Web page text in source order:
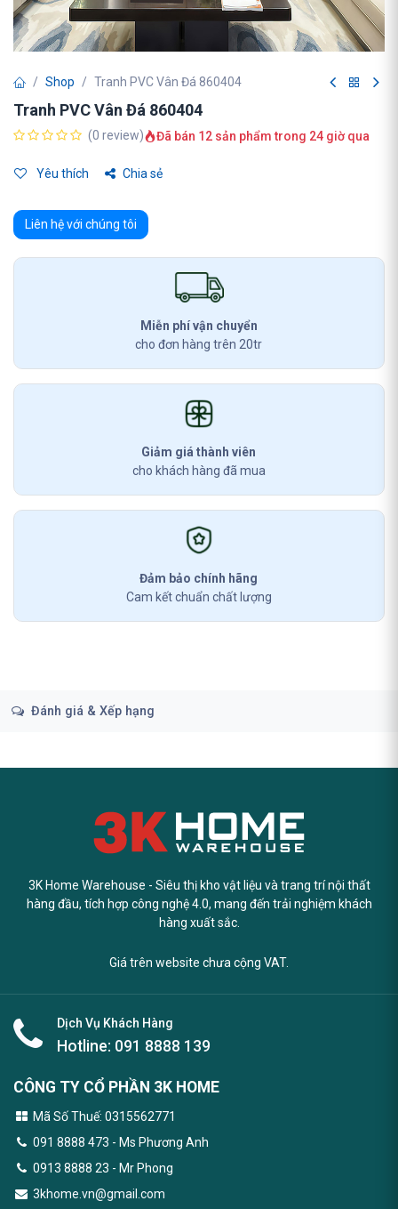
Shop Tranh PVC Vân Đá 860404
Tranh PVC Vân Đá 860404
(0 review) Đã bán 12 sản phẩm trong 24 giờ qua
Yêu thích Chia sẻ
Liên hệ với chúng tôi
Miễn phí vận chuyển
cho đơn hàng trên 20tr
Giảm giá thành viên
cho khách hàng đã mua
Đảm bảo chính hãng
Cam kết chuẩn chất lượng
Đánh giá & Xếp hạng
3K Home Warehouse - Siêu thị kho vật liệu và trang trí nội thất
hàng đầu, tích hợp công nghệ 4.0, mang đến trải nghiệm khách
hàng xuất sắc.
Giá trên website chưa cộng VAT.
Dịch Vụ Khách Hàng
Hotline: 091 8888 139
CÔNG TY CỔ PHẦN 3K HOME
Mã Số Thuế: 0315562771
091 8888 473 - Ms Phương Anh
0913 8888 23 - Mr Phong
3khome.vn@gmail.com